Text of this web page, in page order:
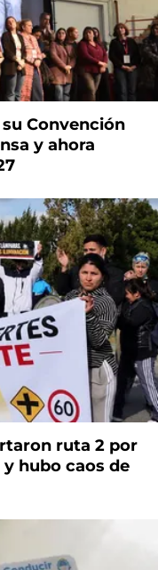
Convención
y ahora
ruta 2 por
hubo caos de